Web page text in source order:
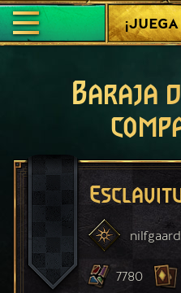
Baraja
nilfgaard
7780